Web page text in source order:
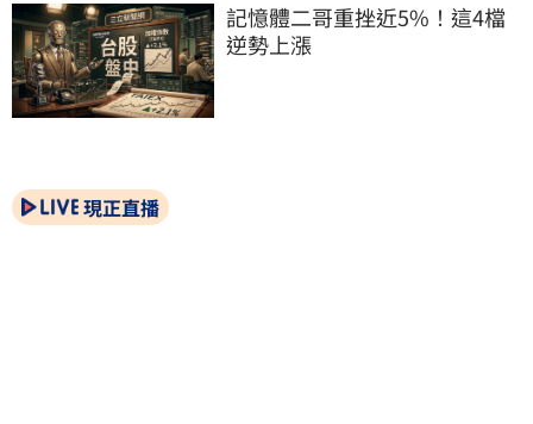
記憶體二哥重挫近5%！這4檔
逆勢上漲
現正直播